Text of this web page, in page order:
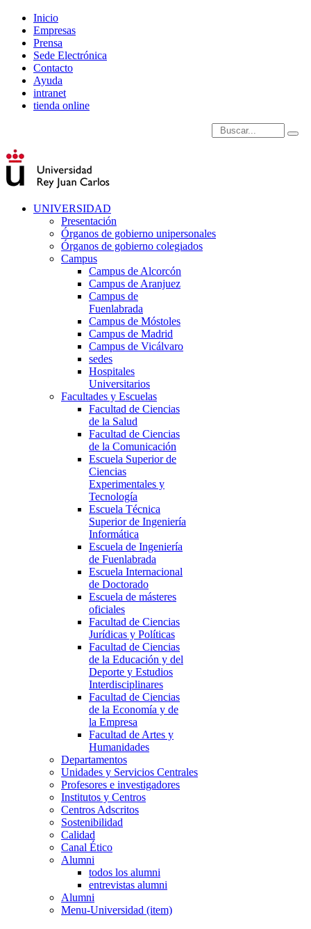
Inicio
Empresas
Prensa
Sede Electrónica
Contacto
Ayuda
intranet
tienda online
Introduce términos de
UNIVERSIDAD
Presentación
Órganos de gobierno unipersonales
Órganos de gobierno colegiados
Campus
Campus de Alcorcón
Campus de Aranjuez
Campus de
Fuenlabrada
Campus de Móstoles
Campus de Madrid
Campus de Vicálvaro
sedes
Hospitales
Universitarios
Facultades y Escuelas
Facultad de Ciencias
de la Salud
Facultad de Ciencias
de la Comunicación
Escuela Superior de
Ciencias
Experimentales y
Tecnología
Escuela Técnica
Superior de Ingeniería
Informática
Escuela de Ingeniería
de Fuenlabrada
Escuela Internacional
de Doctorado
Escuela de másteres
oficiales
Facultad de Ciencias
Jurídicas y Políticas
Facultad de Ciencias
de la Educación y del
Deporte y Estudios
Interdisciplinares
Facultad de Ciencias
de la Economía y de
la Empresa
Facultad de Artes y
Humanidades
Departamentos
Unidades y Servicios Centrales
Profesores e investigadores
Institutos y Centros
Centros Adscritos
Sostenibilidad
Calidad
Canal Ético
Alumni
todos los alumni
entrevistas alumni
Alumni
Menu-Universidad (item)